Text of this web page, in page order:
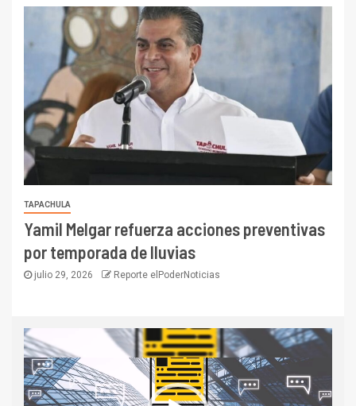
TAPACHULA
Yamil Melgar refuerza acciones preventivas
por temporada de lluvias
julio 29, 2026 Reporte elPoderNoticias
Reproductor
de
vídeo